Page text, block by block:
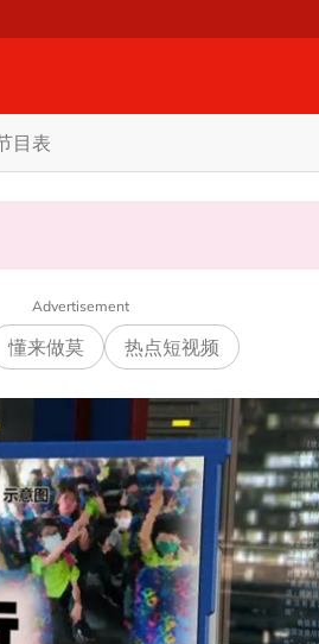
目表
Advertisement
懂来做莫 热点短视频